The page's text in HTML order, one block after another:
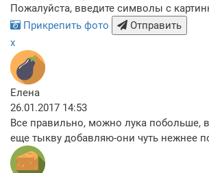
Пожалуйста, введите символы с
Прикрепить фото
Отправить
x
Елена
26.01.2017 14:53
Все правильно, можно лука побольше,
еще тыкву добавляю-они чуть нежнее